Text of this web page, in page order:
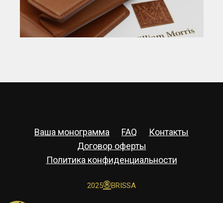
Ваша монограмма FAQ
Контакты
Договор оферты
Политика конфиденциальности
2025®BRISSA